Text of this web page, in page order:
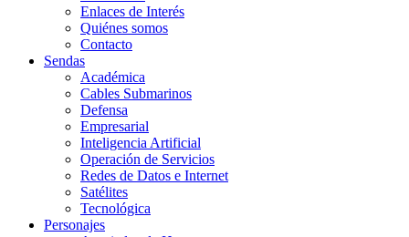
Enlaces de Interés
Quiénes somos
Contacto
Sendas
Académica
Cables Submarinos
Defensa
Empresarial
Inteligencia Artificial
Operación de Servicios
Redes de Datos e Internet
Satélites
Tecnológica
Personajes